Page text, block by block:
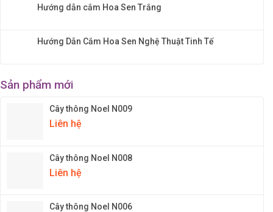
Hướng dẫn cắm Hoa Sen Trắng
Hướng Dẫn Cắm Hoa Sen Nghệ Thuật Tinh Tế
Sản phẩm mới
Cây thông Noel N009
Liên hệ
Cây thông Noel N008
Liên hệ
Cây thông Noel N006